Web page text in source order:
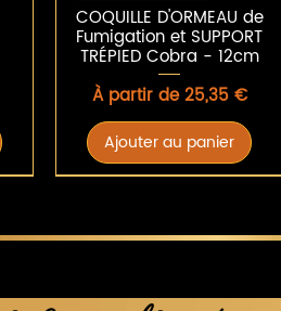
COQUILLE D'ORMEAU de
Fumigation et SUPPORT
TRÉPIED Cobra - 12cm
À partir de25,35 €
Prix promotionnel
Ajouter au panier